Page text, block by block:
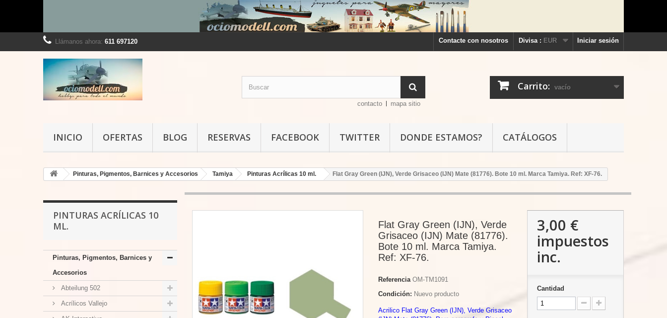
Iniciar sesión
Divisa : EUR
Contacte con nosotros
Llámanos ahora: 611 697120
Carrito: vacío
contacto mapa sitio
INICIO OFERTAS BLOG RESERVAS FACEBOOK TWITTER DONDE ESTAMOS? CATÁLOGOS
Pinturas, Pigmentos, Barnices y Accesorios Tamiya Pinturas Acrílicas 10 ml. Flat Gray Green (IJN), Verde Grisaceo (IJN) Mate (81776). Bote 10 ml. Marca Tamiya. Ref: XF-76.
PINTURAS ACRÍLICAS 10
ML.
Pinturas, Pigmentos, Barnices y
Accesorios
Abteilung 502
Acrílicos Vallejo
Flat Gray Green (IJN), Verde
Grisaceo (IJN) Mate (81776).
Bote 10 ml. Marca Tamiya.
Ref: XF-76.
Referencia OM-TM1091
Condición: Nuevo producto
Acrilico Flat Gray Green (IJN), Verde Grisaceo
3,00 €
impuestos
inc.
Cantidad